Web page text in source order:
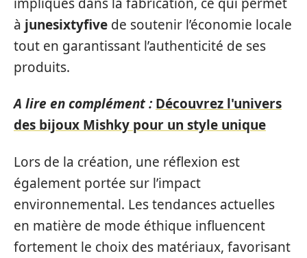
à junesixtyfive de soutenir l’économie locale
tout en garantissant l’authenticité de ses
produits.
A lire en complément : Découvrez l'univers
des bijoux Mishky pour un style unique
Lors de la création, une réflexion est
également portée sur l’impact
environnemental. Les tendances actuelles
en matière de mode éthique influencent
fortement le choix des matériaux, favorisant